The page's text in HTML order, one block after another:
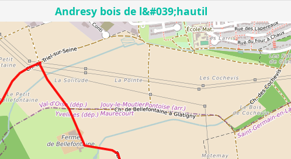
Andresy bois de l&#039;hautil